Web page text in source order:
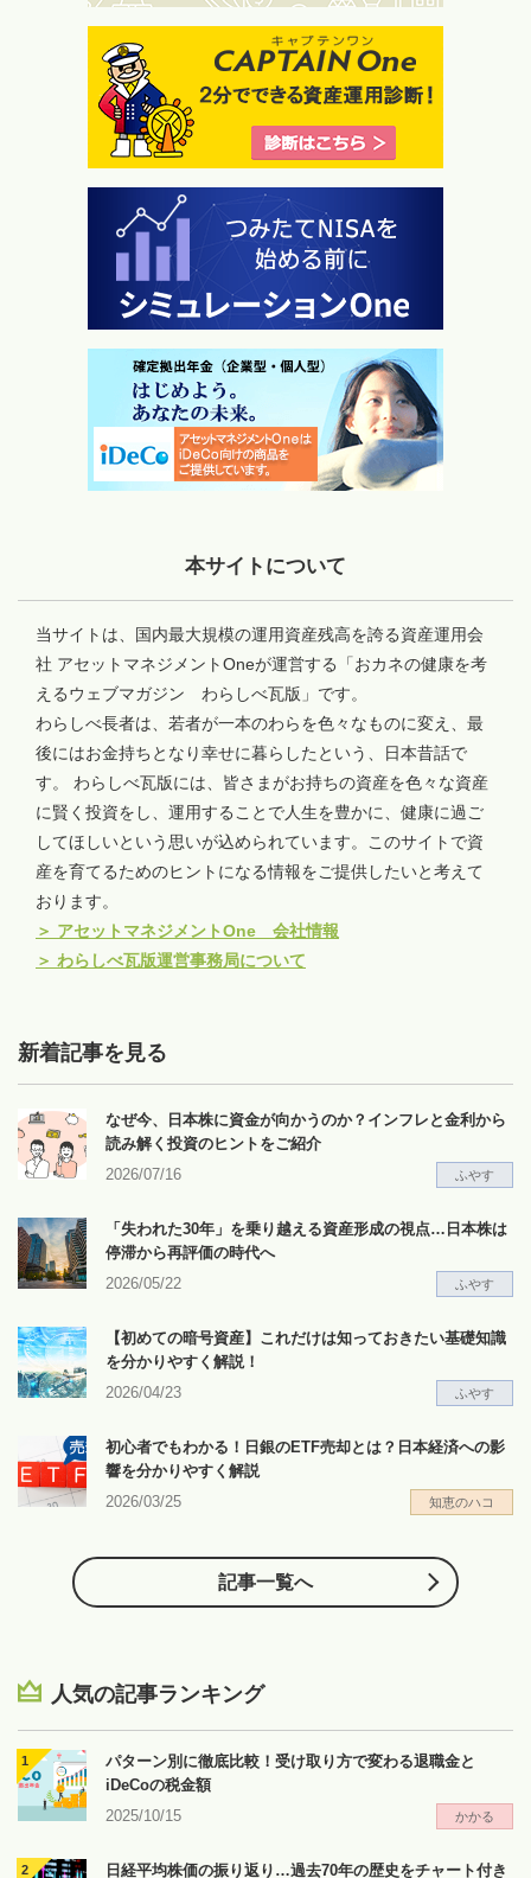
本サイトについて
当サイトは、国内最大規模の運用資産残高を誇る資産運用会
社 アセットマネジメントOneが運営する「おカネの健康を考
えるウェブマガジン わらしべ瓦版」です。
わらしべ長者は、若者が一本のわらを色々なものに変え、最
後にはお金持ちとなり幸せに暮らしたという、日本昔話で
す。 わらしべ瓦版には、皆さまがお持ちの資産を色々な資産
に賢く投資をし、運用することで人生を豊かに、健康に過ご
してほしいという思いが込められています。このサイトで資
産を育てるためのヒントになる情報をご提供したいと考えて
おります。
＞ アセットマネジメントOne 会社情報
＞ わらしべ瓦版運営事務局について
新着記事を見る
なぜ今、日本株に資金が向かうのか？インフレと金利から
読み解く投資のヒントをご紹介
2026/07/16
ふやす
「失われた30年」を乗り越える資産形成の視点…日本株は
停滞から再評価の時代へ
2026/05/22
ふやす
【初めての暗号資産】これだけは知っておきたい基礎知識
を分かりやすく解説！
2026/04/23
ふやす
初心者でもわかる！日銀のETF売却とは？日本経済への影
響を分かりやすく解説
2026/03/25
知恵のハコ
記事一覧へ
人気の記事ランキング
パターン別に徹底比較！受け取り方で変わる退職金と
iDeCoの税金額
2025/10/15
かかる
日経平均株価の振り返り…過去70年の歴史をチャート付き